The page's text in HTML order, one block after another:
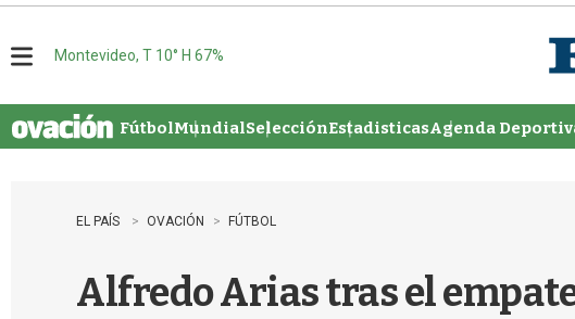
u
Montevideo, T 10° H 67%
FútbolMundialSelecciónEstadisticasAgenda
EL PAÍS OVACIÓN FÚTBOL
Alfredo Arias tras el